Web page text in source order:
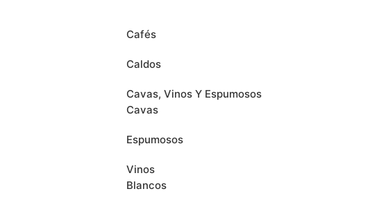
Cafés
Caldos
Cavas, Vinos Y Espumosos
Cavas
Espumosos
Vinos
Blancos